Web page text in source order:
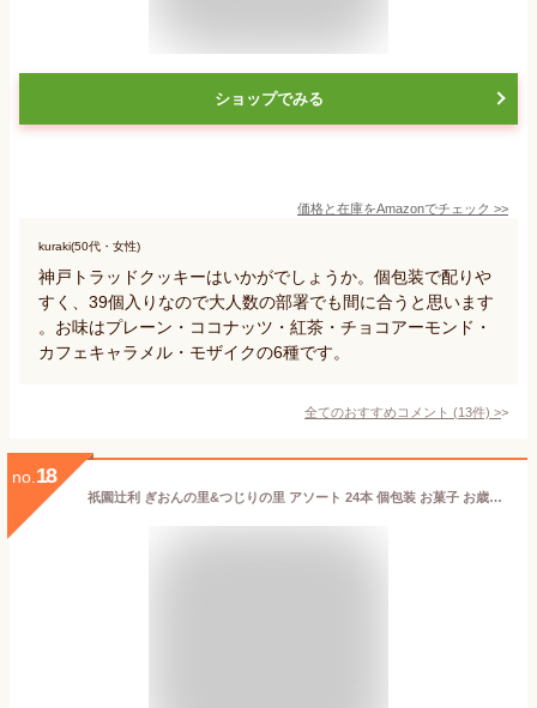
ショップでみる
価格と在庫をAmazonでチェック >>
kuraki(50代・女性)
神戸トラッドクッキーはいかがでしょうか。個包装で配りや
すく、39個入りなので大人数の部署でも間に合うと思います
。お味はプレーン・ココナッツ・紅茶・チョコアーモンド・
カフェキャラメル・モザイクの6種です。
全てのおすすめコメント (13件) >
no. 18
祇園辻利 ぎおんの里&つじりの里 アソート 24本 個包装 お菓子 お歳暮 ギフト 抹茶 菓子 京都 お土産 手土産 職場 お祝い お返し 贈り物 お礼 小分け 和菓子 焼き菓子